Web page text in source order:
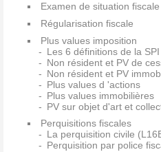
Examen de situation
Régularisation fiscale
Plus values imposition
Les 6 définitions de la SPI
Non résident et PV de
Non résident et PV
Plus values d 'actions
Plus values immobilières
PV sur objet d'art et
Perquisitions fiscales
La perquisition civile
Perquisition par police